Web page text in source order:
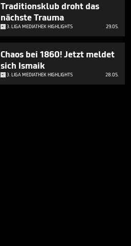
Traditionsklub droht das
nächste Trauma
3. LIGA MEDIATHEK HIGHLIGHTS 29.05.
Chaos bei 1860! Jetzt meldet
sich Ismaik
3. LIGA MEDIATHEK HIGHLIGHTS 28.05.